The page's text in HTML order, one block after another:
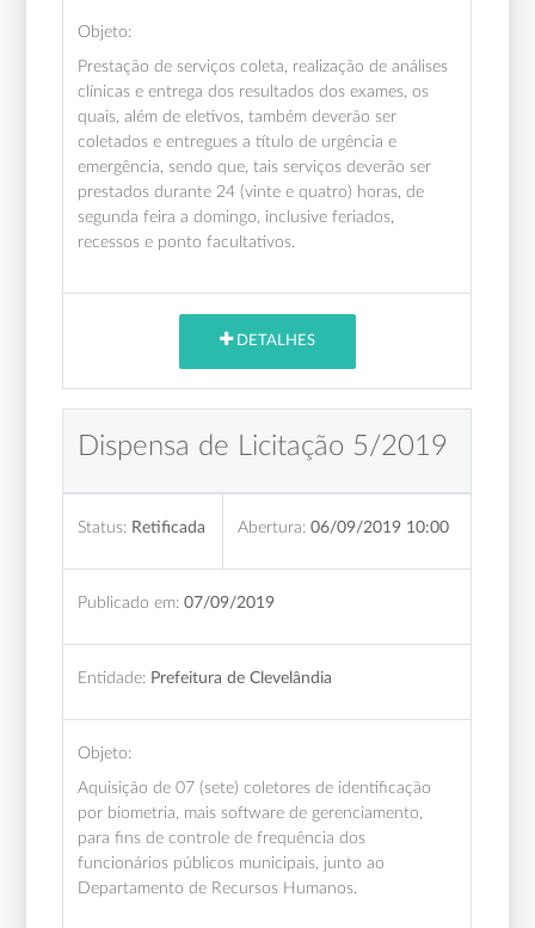
Objeto:
Prestação de serviços coleta, realização de análises
clínicas e entrega dos resultados dos exames, os
quais, além de eletivos, também deverão ser
coletados e entregues a título de urgência e
emergência, sendo que, tais serviços deverão ser
prestados durante 24 (vinte e quatro) horas, de
segunda feira a domingo, inclusive feriados,
recessos e ponto facultativos.
DETALHES
Dispensa de Licitação 5/2019
Status: Retificada Abertura: 06/09/2019 10:00
Publicado em: 07/09/2019
Entidade: Prefeitura de Clevelândia
Objeto:
Aquisição de 07 (sete) coletores de identificação
por biometria, mais software de gerenciamento,
para fins de controle de frequência dos
funcionários públicos municipais, junto ao
Departamento de Recursos Humanos.